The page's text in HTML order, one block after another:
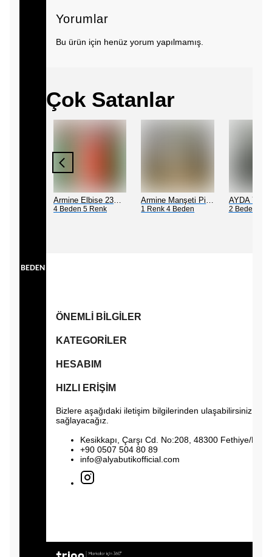
BEDEN
Yorumlar
Bu ürün için henüz yorum yapılmamış.
Çok Satanlar
Armine Elbise 23Y9230
4 Beden 5 Renk
Armine Manşeti Piliseli Abiye Elbise 23Y9617
1 Renk 4 Beden 2 Beden 2
ÖNEMLİ BİLGİLER
KATEGORİLER
HESABIM
HIZLI ERİŞİM
Bizlere aşağıdaki iletişim bilgilerinden ulaşabilirsiniz. En
sağlayacağız.
Kesikkapı, Çarşı Cd. No:208, 48300 Fethiye/
+90 0507 504 80 89
info@alyabutikofficial.com